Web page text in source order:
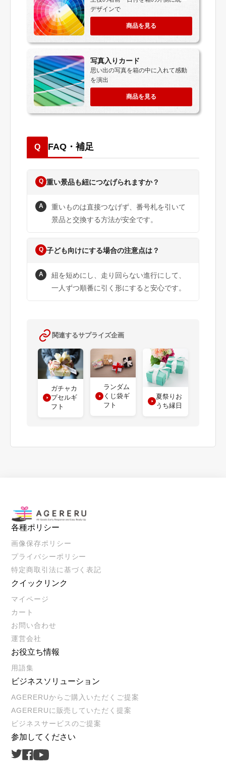
デザインで
商品を見る
写真入りカード
思い出の写真を箱の中に入れて感動
を演出
商品を見る
Q FAQ・補足
Q 重い景品も紐につなげられますか？
A
重いものは直接つなげず、番号札を引いて
景品と交換する方法が安全です。
Q 子ども向けにする場合の注意点は？
A
紐を短めにし、走り回らない進行にして、
一人ずつ順番に引く形にすると安心です。
関連するサプライズ企画
ガチャカ
プセルギ
フト
ランダム
くじ袋ギ
フト
夏祭りお
うち縁日
各種ポリシー
画像保存ポリシー
プライバシーポリシー
特定商取引法に基づく表記
クイックリンク
マイページ
カート
お問い合わせ
運営会社
お役立ち情報
用語集
ビジネスソリューション
AGERERUからご購入いただくご提案
AGERERUに販売していただく提案
ビジネスサービスのご提案
参加してください
Twitter
Facebook
Youtube